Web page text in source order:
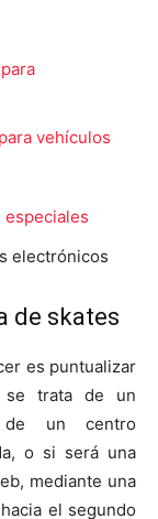
vehículos
especiales
electrónicos
de skates
es puntualizar
se trata de un
de un centro
o si será una
mediante una
el segundo